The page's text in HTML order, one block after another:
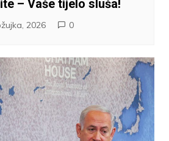
– Vaše tijelo sluša!
2026 0